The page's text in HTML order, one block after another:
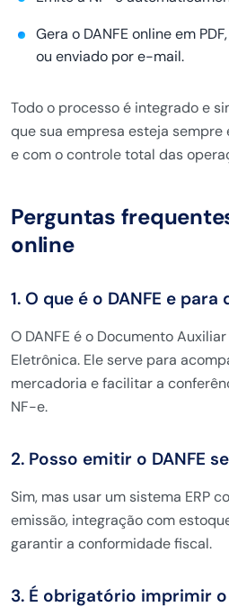
Gera o DANFE online em
ou enviado por e-mail.
Todo o processo é integrado e
que sua empresa esteja
e com o controle total das
Perguntas
online
1. O que é o DANFE e para
O DANFE é o Documento
Eletrônica. Ele serve para
mercadoria e facilitar a
NF-e.
2. Posso emitir o DANFE
Sim, mas usar um sistema ERP
emissão, integração com
garantir a conformidade fiscal.
3. É obrigatório imprimir o